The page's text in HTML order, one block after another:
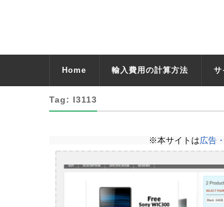
Home 輸入費用の計算方法 サ
Tag: I3113
※本サイトは広告